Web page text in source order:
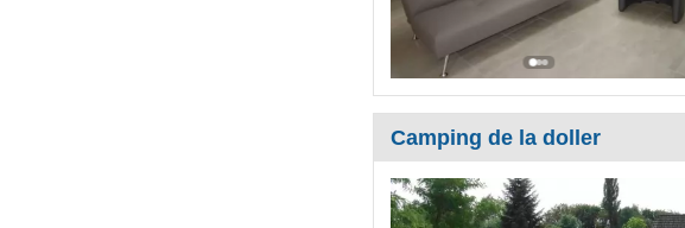
Camping de la doller